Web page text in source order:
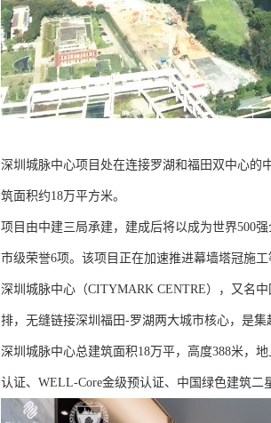
深圳城脉中心项目处在连接罗湖和福田双中心的
筑面积约18万平方米。
项目由中建三局承建，建成后将以成为世界500
市级荣誉6项。该项目正在加速推进幕墙塔冠施
深圳城脉中心（CITYMARK CENTRE），又名
排，无缝链接深圳福田-罗湖两大城市核心，是
深圳城脉中心总建筑面积18万平，高度388米，
认证、WELL-Core金级预认证、中国绿色建筑二